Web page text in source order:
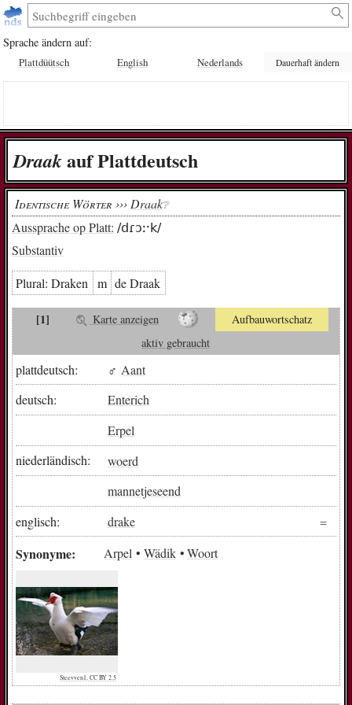
Sprache ändern auf:
Plattdüütsch English Nederlands Dauerhaft ändern
Draakauf Plattdeutsch
Aussprache op Platt: /dɾɔːˑk/
Substantiv
Plural:Dra­ken m de Draak
[1] Karte anzeigen
Aufbauwortschatz
aktiv gebraucht
plattdeutsch: ♂ Aant
deutsch:
Enterich
Erpel
niederländisch:
woerd
mannetjeseend
englisch:
drake
Synonyme: Arpel Wädik Woort
Steevven1, CC BY 2.5
Identische Wörter ››› Draak❔︎